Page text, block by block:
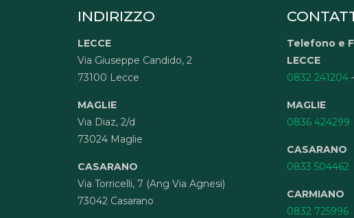
INDIRIZZO
LECCE
Via Giuseppe Candido, 2
73100 Lecce
MAGLIE
Via Diaz, 2/d
73024 Maglie
CASARANO
Via Torricelli, 7 (Ang Via Agnesi)
73042 Casarano
Telefono e
LECCE
0832 241204
MAGLIE
0836 424299
CASARANO
0833 504462
CARMIANO
0832 725996